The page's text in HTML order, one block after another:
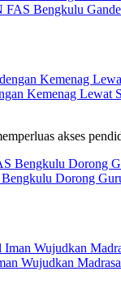
Bengkulu
Kemenag Lewat
akses
Dorong
Wujudkan